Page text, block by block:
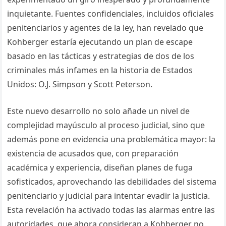
inquietante. Fuentes confidenciales, incluidos oficiales
penitenciarios y agentes de la ley, han revelado que
Kohberger estaría ejecutando un plan de escape
basado en las tácticas y estrategias de dos de los
criminales más infames en la historia de Estados
Unidos: O.J. Simpson y Scott Peterson.
Este nuevo desarrollo no solo añade un nivel de
complejidad mayúsculo al proceso judicial, sino que
además pone en evidencia una problemática mayor: la
existencia de acusados que, con preparación
académica y experiencia, diseñan planes de fuga
sofisticados, aprovechando las debilidades del sistema
penitenciario y judicial para intentar evadir la justicia.
Esta revelación ha activado todas las alarmas entre las